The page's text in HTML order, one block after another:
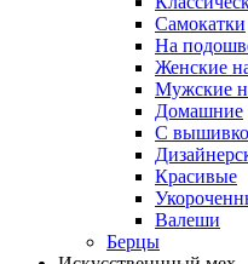
Самокатки
На
Женские
Мужские
Домашние
С
Красивые
Валеши
Берцы